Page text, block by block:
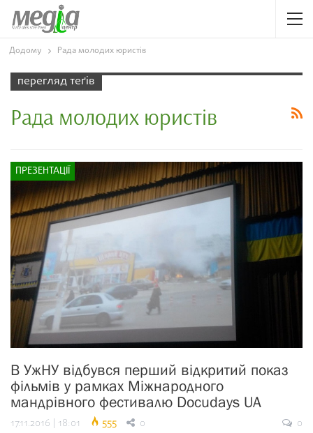
Додому Рада молодих юристів
перегляд теґів
Рада молодих юристів
ПРЕЗЕНТАЦІЇ
В УжНУ відбувся перший відкритий показ
фільмів у рамках Міжнародного
мандрівного фестивалю Docudays UA
17.11.2016 | 18:01 555 0
0